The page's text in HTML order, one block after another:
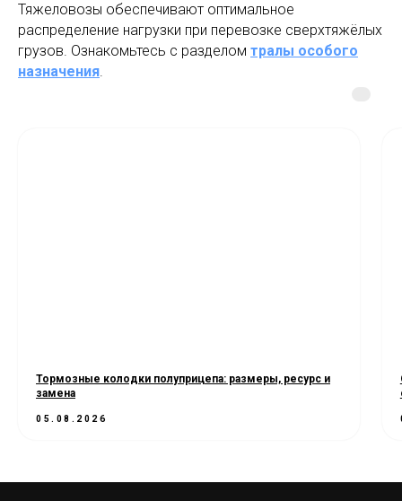
Тяжеловозы обеспечивают оптимальное
распределение нагрузки при перевозке сверхтяжёлых
грузов. Ознакомьтесь с разделом тралы особого
назначения.
Тормозные колодки полуприцепа: размеры, ресурс и
замена
05.08.2026